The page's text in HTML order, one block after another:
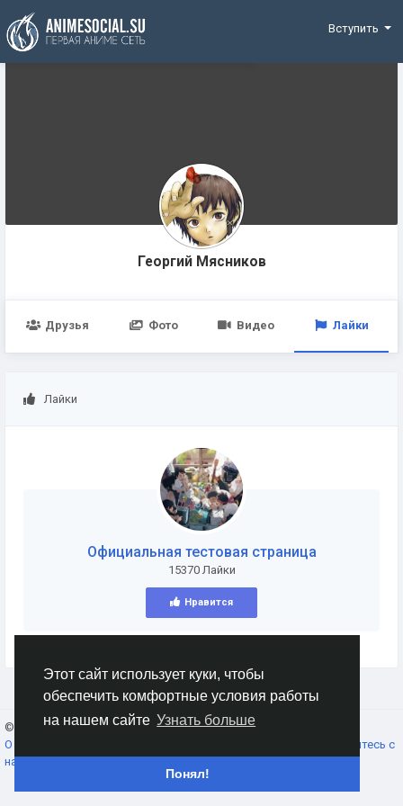
Этот сайт использует куки, чтобы
обеспечить комфортные условия работы
на нашем сайте Узнать больше
Понял!
Funding
Вступить
Георгий Мясников
Друзья Фото Видео Лайки
Лайки
Официальная тестовая страница
15370 Лайки
Нравится
© 2026 AnimeSocial.SU - Первая аниме сеть!
О нас
Свяжитесь с
нами